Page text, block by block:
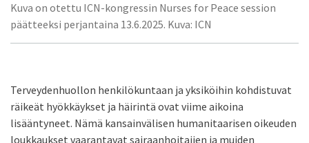
Kuva on otettu ICN-kongressin Nurses for Peace session
päätteeksi perjantaina 13.6.2025. Kuva: ICN
Terveydenhuollon henkilökuntaan ja yksiköihin kohdistuvat
räikeät hyökkäykset ja häirintä ovat viime aikoina
lisääntyneet. Nämä kansainvälisen humanitaarisen oikeuden
loukkaukset vaarantavat sairaanhoitajien ja muiden